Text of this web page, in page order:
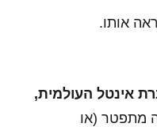
אותו.
מתפטר (או